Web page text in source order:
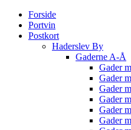
Forside
Portvin
Postkort
Haderslev By
Gaderne A-Å
Gader
Gader
Gader
Gader
Gader
Gader